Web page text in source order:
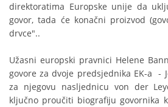
direktoratima Europske unije da
govor, tada će konačni proizvod
drvce"..
Užasni europski pravnici Helene
govore za dvoje predsjednika EK-a -
za njegovu nasljednicu von der
ključno proučiti biografiju govornika